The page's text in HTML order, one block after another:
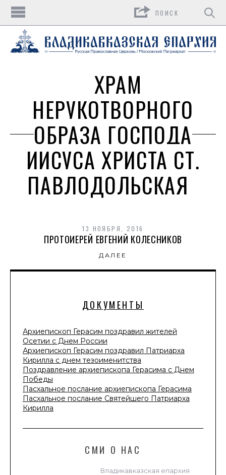
ДОКУМЕНТЫ
Архиепископ Герасим поздравил жителей
Осетии с Днем России
Архиепископ Герасим поздравил Патриарха
Кирилла с днем тезоименитства
Поздравление архиепископа Герасима с Днем
Победы
Пасхальное послание архиепископа Герасима
Пасхальное послание Святейшего Патриарха
Кирилла
СМИ О НАС
Владикавказская епархия
ХРАМ
НЕРУКОТВОРНОГО
ОБРАЗА ГОСПОДА
ИИСУСА ХРИСТА СТ.
ПАВЛОДОЛЬСКАЯ
13 НОЯБРЯ, 2016
ПРОТОИЕРЕЙ ЕВГЕНИЙ КОЛЕСНИКОВ
ДАЛЕЕ